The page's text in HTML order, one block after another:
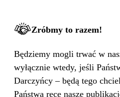
Zróbmy to razem!
Będziemy mogli trwać w
wyłącznie wtedy, jeśli
Darczyńcy – będą tego
Państwa ręce nasze